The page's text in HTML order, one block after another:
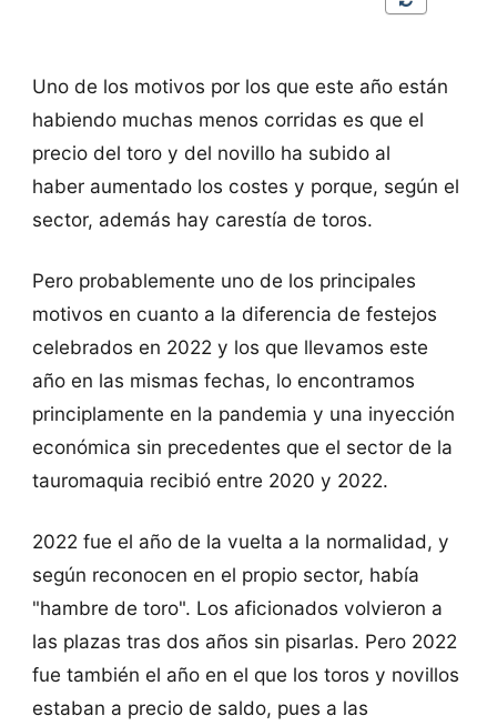
Uno de los motivos por los que este año están
habiendo muchas menos corridas es que el
precio del toro y del novillo ha subido al
haber aumentado los costes y porque, según el
sector, además hay carestía de toros.
Pero probablemente uno de los principales
motivos en cuanto a la diferencia de festejos
celebrados en 2022 y los que llevamos este
año en las mismas fechas, lo encontramos
principlamente en la pandemia y una inyección
económica sin precedentes que el sector de la
tauromaquia recibió entre 2020 y 2022.
2022 fue el año de la vuelta a la normalidad, y
según reconocen en el propio sector, había
"hambre de toro". Los aficionados volvieron a
las plazas tras dos años sin pisarlas. Pero 2022
fue también el año en el que los toros y novillos
estaban a precio de saldo, pues a las